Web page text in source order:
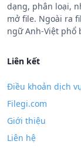
dạng, phân loại,
mở file. Ngoài ra
ngữ Anh-Việt phổ
Liên kết
Điều khoản dịch
Filegi.com
Giới thiệu
Liên hệ